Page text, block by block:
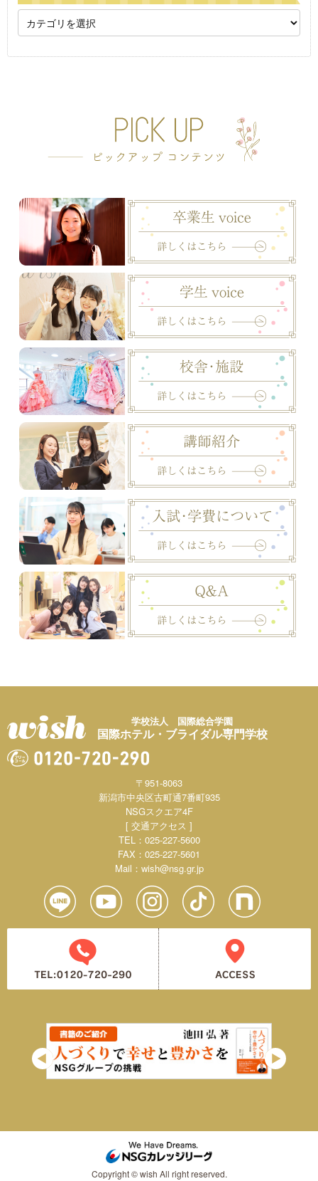
学校法人 国際総合学園
国際ホテル・ブライダル専門学校
〒951-8063
新潟市中央区古町通7番町935
NSGスクエア4F
[ 交通アクセス ]
TEL：025-227-5600
FAX：025-227-5601
Mail： wish@nsg.gr.jp
Copyright © wish All right reserved.